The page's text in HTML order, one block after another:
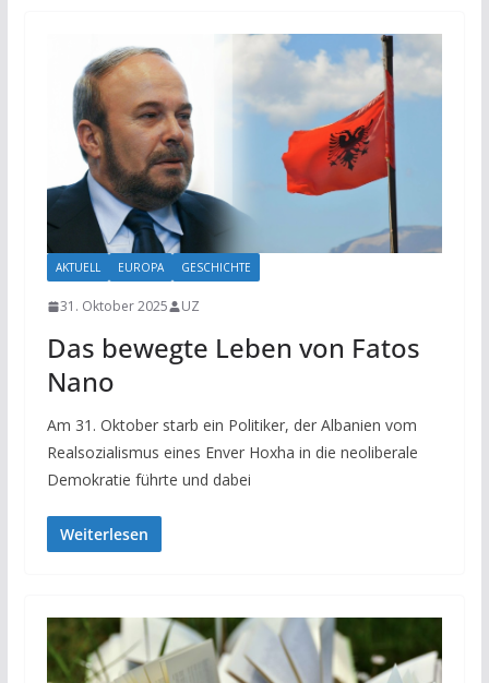
AKTUELL EUROPA GESCHICHTE
31. Oktober 2025 UZ
Das bewegte Leben von Fatos
Nano
Am 31. Oktober starb ein Politiker, der Albanien vom
Realsozialismus eines Enver Hoxha in die neoliberale
Demokratie führte und dabei
Weiterlesen